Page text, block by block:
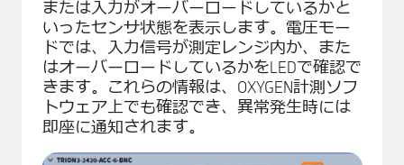
または入力がオーバーロードしているかと
いったセンサ状態を表示します。電圧モー
ドでは、入力信号が測定レンジ内か、また
はオーバーロードしているかをLEDで確認で
きます。これらの情報は、OXYGEN計測ソフ
トウェア上でも確認でき、異常発生時には
即座に通知されます。